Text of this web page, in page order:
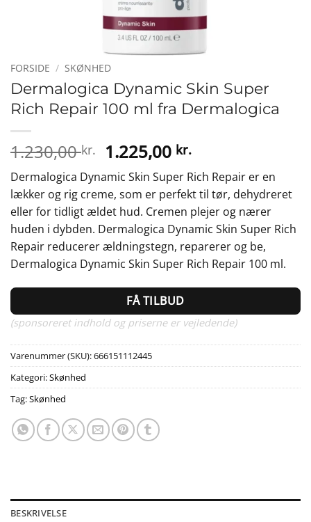
FORSIDE / SKØNHED
Dermalogica Dynamic Skin Super
Rich Repair 100 ml fra Dermalogica
1.230,00kr. Den
oprindelige
pris
var:
1.230,00 kr..
1.225,00 kr.Den
aktuelle
pris
er:
1.225,00 kr..
Dermalogica Dynamic Skin Super Rich Repair er en
lækker og rig creme, som er perfekt til tør, dehydreret
eller for tidligt ældet hud. Cremen plejer og nærer
huden i dybden. Dermalogica Dynamic Skin Super Rich
Repair reducerer ældningstegn, reparerer og be,
Dermalogica Dynamic Skin Super Rich Repair 100 ml.
FÅ TILBUD
(sponsoreret indhold og priserne er vejledende)
Varenummer (SKU):666151112445
Kategori:Skønhed
Tag:Skønhed
BESKRIVELSE